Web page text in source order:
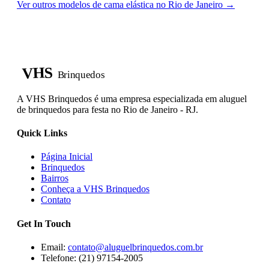
Ver outros modelos de cama elástica no Rio de Janeiro →
VHS Brinquedos
A VHS Brinquedos é uma empresa especializada em aluguel
de brinquedos para festa no Rio de Janeiro - RJ.
Quick Links
Página Inicial
Brinquedos
Bairros
Conheça a VHS Brinquedos
Contato
Get In Touch
Email: contato@aluguelbrinquedos.com.br
Telefone: (21) 97154-2005